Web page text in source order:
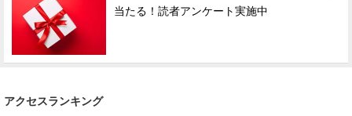
当たる！読者アンケート実施中
アクセスランキング